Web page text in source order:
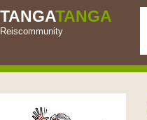
TANGATANGA
Reiscommunity